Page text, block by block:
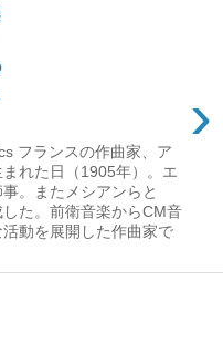
›
フランスの作曲家、ア
れた日（1905年）。エ
。またメシアンらと
した。前衛音楽からCM音
動を展開した作曲家で